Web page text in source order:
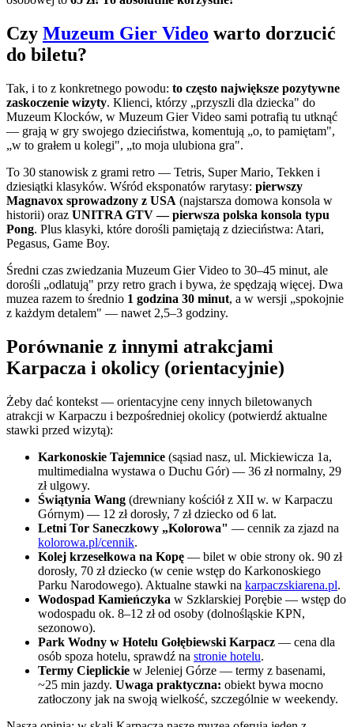
Czy Muzeum Gier Video warto dorzucić
do biletu?
Tak, i to z konkretnego powodu: to często największe pozytywne
zaskoczenie wizyty. Klienci, którzy „przyszli dla dziecka" do
Muzeum Klocków, w Muzeum Gier Video sami potrafią tu utknąć
— grają w gry swojego dzieciństwa, komentują „o, to pamiętam",
„w to grałem u kolegi", „to moja ulubiona gra".
To 30 stanowisk z grami retro — Tetris, Super Mario, Tekken i
dziesiątki klasyków. Wśród eksponatów rarytasy: pierwszy
Magnavox sprowadzony z USA (najstarsza domowa konsola w
historii) oraz UNITRA GTV — pierwsza polska konsola typu
Pong. Plus klasyki, które dorośli pamiętają z dzieciństwa: Atari,
Pegasus, Game Boy.
Średni czas zwiedzania Muzeum Gier Video to 30–45 minut, ale
dorośli „odlatują" przy retro grach i bywa, że spędzają więcej. Dwa
muzea razem to średnio 1 godzina 30 minut, a w wersji „spokojnie
z każdym detalem" — nawet 2,5–3 godziny.
Porównanie z innymi atrakcjami
Karpacza i okolicy (orientacyjnie)
Żeby dać kontekst — orientacyjne ceny innych biletowanych
atrakcji w Karpaczu i bezpośredniej okolicy (potwierdź aktualne
stawki przed wizytą):
Karkonoskie Tajemnice (sąsiad nasz, ul. Mickiewicza 1a,
multimedialna wystawa o Duchu Gór) — 36 zł normalny, 29
zł ulgowy.
Świątynia Wang (drewniany kościół z XII w. w Karpaczu
Górnym) — 12 zł dorosły, 7 zł dziecko od 6 lat.
Letni Tor Saneczkowy „Kolorowa" — cennik za zjazd na
kolorowa.pl/cennik.
Kolej krzesełkowa na Kopę — bilet w obie strony ok. 90 zł
dorosły, 70 zł dziecko (w cenie wstęp do Karkonoskiego
Parku Narodowego). Aktualne stawki na karpaczskiarena.pl.
Wodospad Kamieńczyka w Szklarskiej Porębie — wstęp do
wodospadu ok. 8–12 zł od osoby (dolnośląskie KPN,
sezonowo).
Park Wodny w Hotelu Gołębiewski Karpacz — cena dla
osób spoza hotelu, sprawdź na stronie hotelu.
Termy Cieplickie w Jeleniej Górze — termy z basenami,
~25 min jazdy. Uwaga praktyczna: obiekt bywa mocno
zatłoczony jak na swoją wielkość, szczególnie w weekendy.